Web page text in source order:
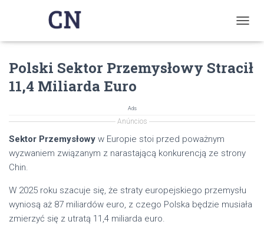
O
G
L
A
Polski Sektor Przemysłowy Stracił
11,4 Miliarda Euro
Ads
Anúncios
Sektor Przemysłowy w Europie stoi przed poważnym
wyzwaniem związanym z narastającą konkurencją ze strony
Chin.
W 2025 roku szacuje się, że straty europejskiego przemysłu
wyniosą aż 87 miliardów euro, z czego Polska będzie musiała
zmierzyć się z utratą 11,4 miliarda euro.